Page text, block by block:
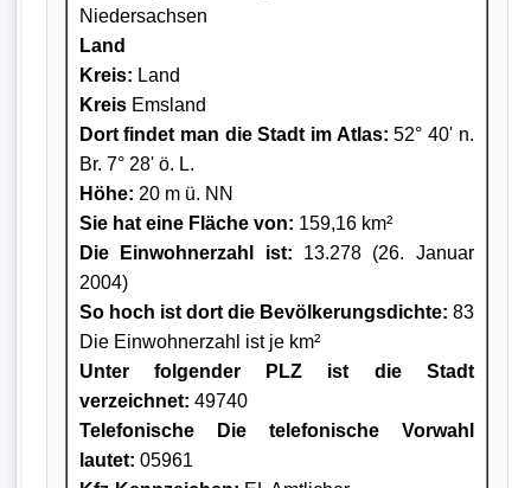
Niedersachsen
Land
Kreis: Land
KreisEmsland
Dort findet man die Stadt im Atlas: 52° 40' n.
Br. 7° 28' ö. L.
Höhe: 20 m ü. NN
Sie hat eine Fläche von: 159,16 km²
Die Einwohnerzahl ist: 13.278 (26. Januar
2004)
So hoch ist dort die Bevölkerungsdichte: 83
Die Einwohnerzahl ist je km²
Unter folgender PLZ ist die Stadt
verzeichnet: 49740
Telefonische Die telefonische Vorwahl
lautet: 05961